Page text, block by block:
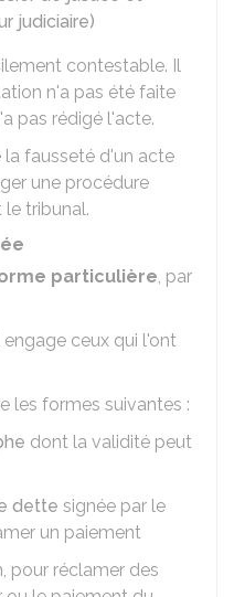
judiciaire)
contestable. Il
n'a pas été faite
pas rédigé l'acte.
la fausseté d'un acte
une procédure
tribunal.
particulière, par
engage ceux qui l'ont
les formes suivantes :
dont la validité peut
dette signée par le
un paiement
pour réclamer des